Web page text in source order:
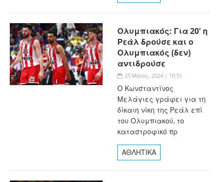
Ολυμπιακός: Για 20' η
Ρεάλ δρούσε και ο
Ολυμπιακός (δεν)
αντιδρούσε
25 Μάιος, 2024 | 10:51
Ο Κωνσταντίνος
Μελάγιες γράφει για τη
δίκαιη νίκη της Ρεάλ επί
του Ολυμπιακού, το
καταστροφικό πρ
ΑΘΛΗΤΙΚΑ